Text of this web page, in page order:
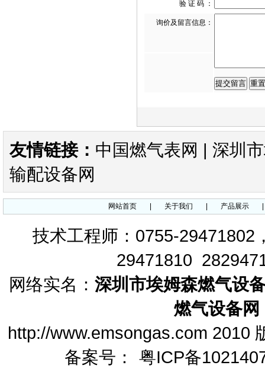
FRNG调压器/零压阀FRNG比
例调压器
FRM中压减压阀DN65-DN80
FRM-NOC减压阀 DUNGS中压
调压器
验 证 码 ：
询价及留言信息：
友情链接： 中国燃气表网 | 深圳
输配设备网
网站首页 关于我们 产品展示
技术工程师：0755-29471802
29471810
网络实名： 深圳市埃姆森燃气设
燃气设备网
http://www.emsongas.com 2010
备案号：
粤ICP备